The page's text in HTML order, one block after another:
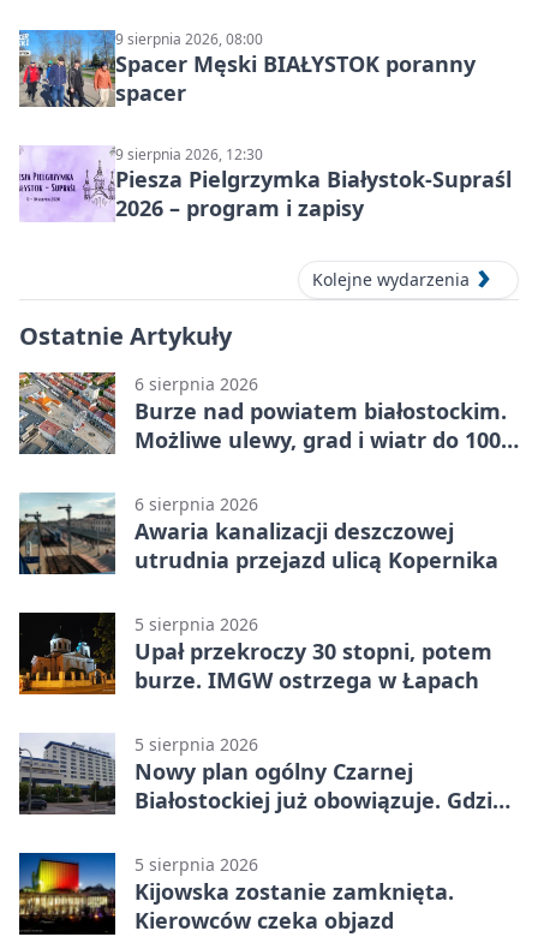
9 sierpnia 2026, 08:00
Spacer Męski BIAŁYSTOK poranny
spacer
9 sierpnia 2026, 12:30
Piesza Pielgrzymka Białystok-Supraśl
2026 – program i zapisy
Kolejne wydarzenia
Ostatnie Artykuły
6 sierpnia 2026
Burze nad powiatem białostockim.
Możliwe ulewy, grad i wiatr do 100
6 sierpnia 2026
Awaria kanalizacji deszczowej
utrudnia przejazd ulicą Kopernika
5 sierpnia 2026
Upał przekroczy 30 stopni, potem
burze. IMGW ostrzega w Łapach
5 sierpnia 2026
Nowy plan ogólny Czarnej
Białostockiej już obowiązuje. Gdzie
5 sierpnia 2026
Kijowska zostanie zamknięta.
Kierowców czeka objazd